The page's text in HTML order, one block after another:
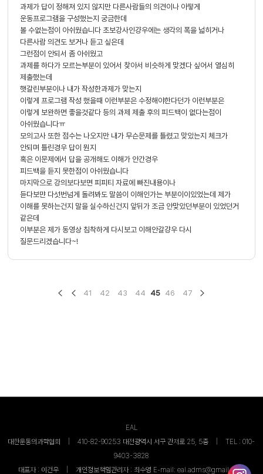
과제가 답이 정해져 있지 않지만 다른사람들의 의견이나 아떻게
운동프로그램을 구성했는지 궁금한데
볼 수없는점이 아쉬웠습니다 초보강사인걍우에는 생각의 폭을 넓히거나
다른사람 의견도 보거나 듣고 싶은데
그런점이 안되서 좀 아쉬웠고
과제를 하다가 모르는부분이 있어서 찾아서 비슷하게 맞겠다 싶어서 열심히
제출했는데
햇갈린부분이나 내가 작성한과제가 맞는지
이렇게 프로그램 작성 했을때 이런부분은 수정해야한다던가 이런부분은
이렇게 보완하면 좋을것같다 등의 과제 제출 후의 피드백이 없다는점이
아쉬웠습니다ㅠ
모의고사 또한 점수는 나오지만 내가 무슨문제를 틀렸고 맞았는지 체크가
안되며 틀린경우 답이 뭔지
혹은 이문제에서 답을 공개해도 이해가 안간경우
피드백을 듣지 못한점이 아쉬웠습니다
마지막으로 강의보다보면 피피티 자료에 빠진내용이나
듣다보먄 다섯번넘게 돌려봐도 말씀이 이해인가는 부분이이있었는데 제가
이해를 못하는건지 말을 실수하신건지 앞뒤가 조금 안맞았던부분이 있었던거
같은데
이부분은 제가 동영상 침착하게 다시보고 이해안갈걍우 다시
질문드리겠습니다~!
41 42 43 44 45 46 47
EAL
대한운동의과학협회
410-82-90253 대전광역시 서구 관저로 25, 5층 TEL :010-
9403-3828
대표자 : 이건우 개인정보책임관리자 : 최수영 E-mail:eal.adms@gmail.com